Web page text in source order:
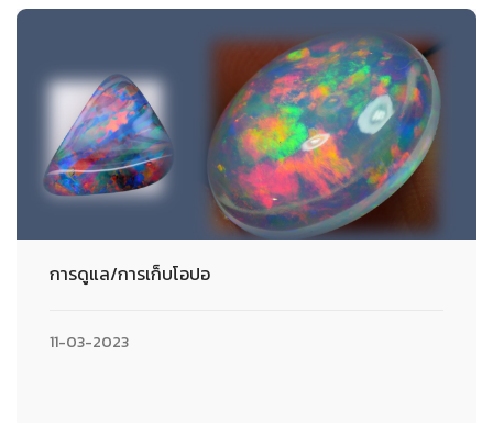
การดูแล/การเก็บโอปอ
11-03-2023